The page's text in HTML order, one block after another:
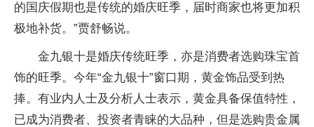
的国庆假期也是传统的婚庆旺季，届时商家也将更加积
极地补货。”贾舒畅说。
金九银十是婚庆传统旺季，亦是消费者选购珠宝首
饰的旺季。今年“金九银十”窗口期，黄金饰品受到热
捧。有业内人士及分析人士表示，黄金具备保值特性，
已成为消费者、投资者青睐的大品种，但是选购贵金属